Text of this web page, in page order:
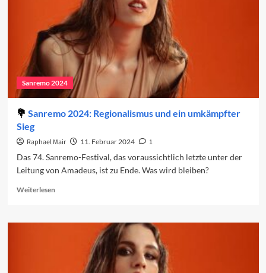
(Woche
Sanremo 2024
Sanremo 2024: Regionalismus und ein umkämpfter
Sieg
Raphael Mair 11. Februar 2024
1
Das 74. Sanremo-Festival, das voraussichtlich letzte unter der
Leitung von Amadeus, ist zu Ende. Was wird bleiben?
WeiterlesenRead
Sanremo
Regionalismus